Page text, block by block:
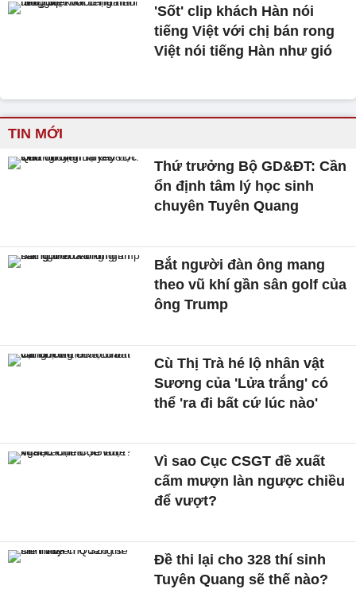
'Sốt' clip khách Hàn nói
tiếng Việt với chị bán rong
Việt nói tiếng Hàn như gió
TIN MỚI
Thứ trưởng Bộ GD&ĐT: Cần
ổn định tâm lý học sinh
chuyên Tuyên Quang
Bắt người đàn ông mang
theo vũ khí gần sân golf của
ông Trump
Cù Thị Trà hé lộ nhân vật
Sương của 'Lửa trắng' có
thể 'ra đi bất cứ lúc nào'
Vì sao Cục CSGT đề xuất
cấm mượn làn ngược chiều
để vượt?
Đề thi lại cho 328 thí sinh
Tuyên Quang sẽ thế nào?